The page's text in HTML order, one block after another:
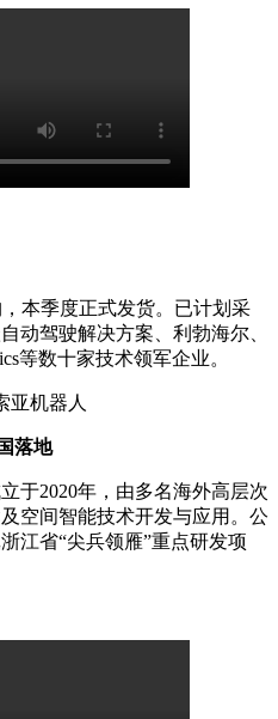
本季度正式发货。已计划采
动驾驶解决方案、利勃海尔、
等数十家技术领军企业。
落地
于2020年，由多名海外高层次
空间智能技术开发与应用。公
江省“尖兵领雁”重点研发项